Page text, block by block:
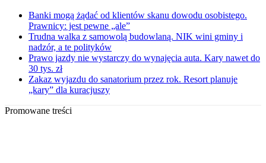
Banki mogą żądać od klientów skanu dowodu osobistego.
Prawnicy: jest pewne „ale”
Trudna walka z samowolą budowlaną. NIK wini gminy i
nadzór, a te polityków
Prawo jazdy nie wystarczy do wynajęcia auta. Kary nawet do
30 tys. zł
Zakaz wyjazdu do sanatorium przez rok. Resort planuje
„kary” dla kuracjuszy
Promowane treści